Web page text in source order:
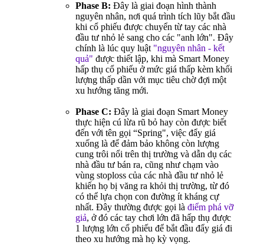
Phase B: Đây là giai đoạn hình thành
nguyên nhân, nơi quá trình tích lũy bắt đầu
khi cổ phiếu được chuyển từ tay các nhà
đầu tư nhỏ lẻ sang cho các "anh lớn". Đây
chính là lúc quy luật "nguyên nhân - kết
quả" được thiết lập, khi mà Smart Money
hấp thụ cổ phiếu ở mức giá thấp kèm khối
lượng thấp dần với mục tiêu chờ đợi một
xu hướng tăng mới.
Phase C: Đây là giai đoạn Smart Money
thực hiện cú lừa rũ bỏ hay còn được biết
đến với tên gọi “Spring", việc đẩy giá
xuống là để đảm bảo không còn lượng
cung trôi nổi trên thị trường và dẫn dụ các
nhà đầu tư bán ra, cũng như chạm vào
vùng stoploss của các nhà đầu tư nhỏ lẻ
khiến họ bị văng ra khỏi thị trường, từ đó
có thể lựa chọn con đường ít kháng cự
nhất. Đây thường được gọi là điểm phá vỡ
giả, ở đó các tay chơi lớn đã hấp thụ được
1 lượng lớn cổ phiếu để bắt đầu đẩy giá đi
theo xu hướng mà họ kỳ vọng.